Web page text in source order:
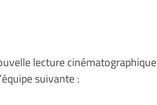
lecture cinématographique
suivante :